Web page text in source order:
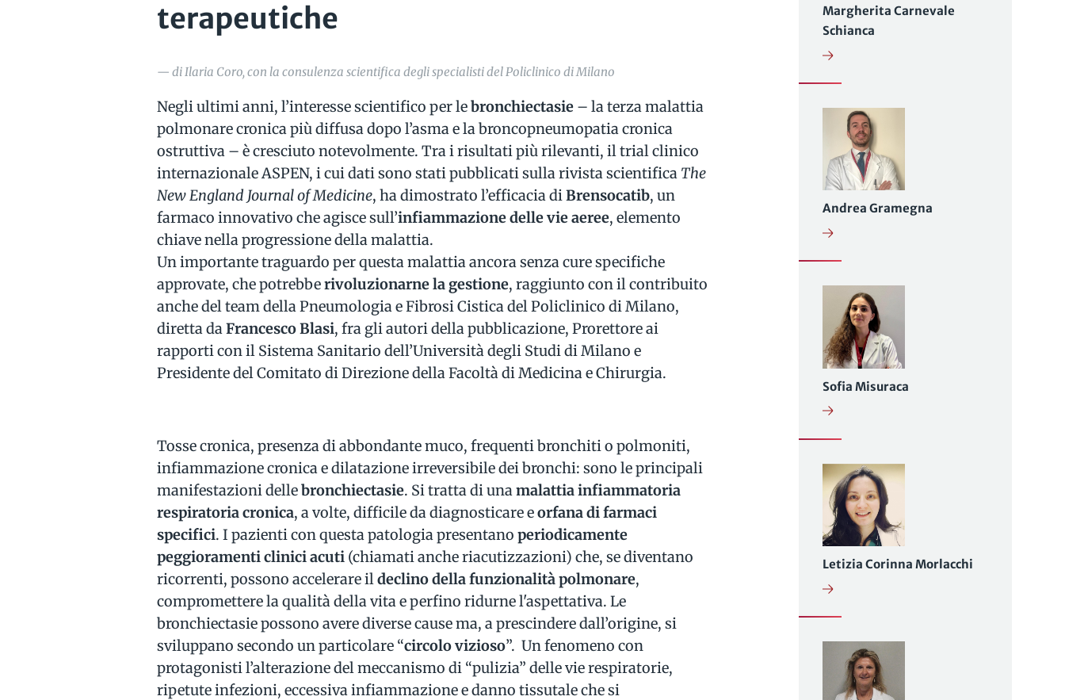
terapeutiche
— di Ilaria Coro, con la consulenza scientifica degli specialisti del Policlinico di Milano
Negli ultimi anni, l’interesse scientifico per lebronchiectasie – la terza malattia
polmonare cronica più diffusa dopo l’asma e la broncopneumopatia cronica
ostruttiva – è cresciuto notevolmente. Tra i risultati più rilevanti, il trial clinico
internazionale ASPEN, i cui dati sono stati pubblicati sulla rivista scientifica The
New England Journal of Medicine, ha dimostrato l’efficacia diBrensocatib, un
farmaco innovativo che agisce sull’infiammazione delle vie aeree, elemento
chiave nella progressione della malattia.
Un importante traguardo per questa malattia ancora senza cure specifiche
approvate, che potrebberivoluzionarne la gestione, raggiunto con il contribuito
anche del team della Pneumologia e Fibrosi Cistica del Policlinico di Milano,
diretta daFrancesco Blasi, fra gli autori della pubblicazione, Prorettore ai
rapporti con il Sistema Sanitario dell’Università degli Studi di Milano e
Presidente del Comitato di Direzione della Facoltà di Medicina e Chirurgia.
Tosse cronica, presenza di abbondante muco, frequenti bronchiti o polmoniti,
infiammazione cronica e dilatazione irreversibile dei bronchi: sono le principali
manifestazioni dellebronchiectasie. Si tratta di unamalattia infiammatoria
respiratoria cronica, a volte, difficile da diagnosticare eorfana di farmaci
specifici. I pazienti con questa patologia presentano periodicamente
peggioramenti clinici acuti (chiamati anche riacutizzazioni) che, se diventano
ricorrenti, possono accelerare ildeclino della funzionalità polmonare,
compromettere la qualità della vita e perfino ridurne l'aspettativa. Le
bronchiectasie possono avere diverse cause ma, a prescindere dall’origine, si
sviluppano secondo un particolare “circolo vizioso”. Un fenomeno con
protagonisti l’alterazione del meccanismo di “pulizia” delle vie respiratorie,
ripetute infezioni, eccessiva infiammazione e danno tissutale che si
Margherita Carnevale
Schianca
Andrea Gramegna
Sofia Misuraca
Letizia Corinna Morlacchi